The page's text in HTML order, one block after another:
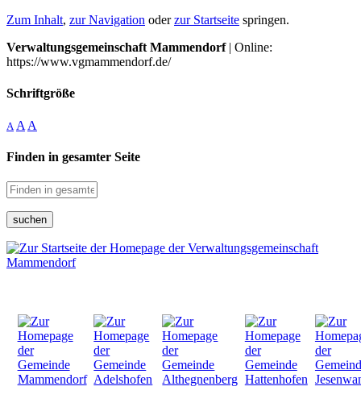
Zum Inhalt, zur Navigation oderzur Startseite springen.
Verwaltungsgemeinschaft Mammendorf| Online:
https://www.vgmammendorf.de/
Schriftgröße
A A A
Finden in gesamter Seite
suchen